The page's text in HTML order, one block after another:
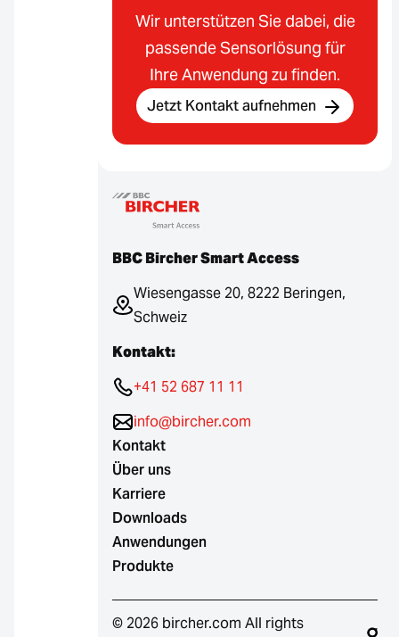
Wir unterstützen Sie dabei, die
passende Sensorlösung für
Ihre Anwendung zu finden.
Jetzt Kontakt aufnehmen
BBC Bircher Smart Access
Wiesengasse 20, 8222 Beringen,
Schweiz
Kontakt:
+41 52 687 11 11
info@bircher.com
Kontakt
Über uns
Karriere
Downloads
Anwendungen
Produkte
© 2026 bircher.com All rights